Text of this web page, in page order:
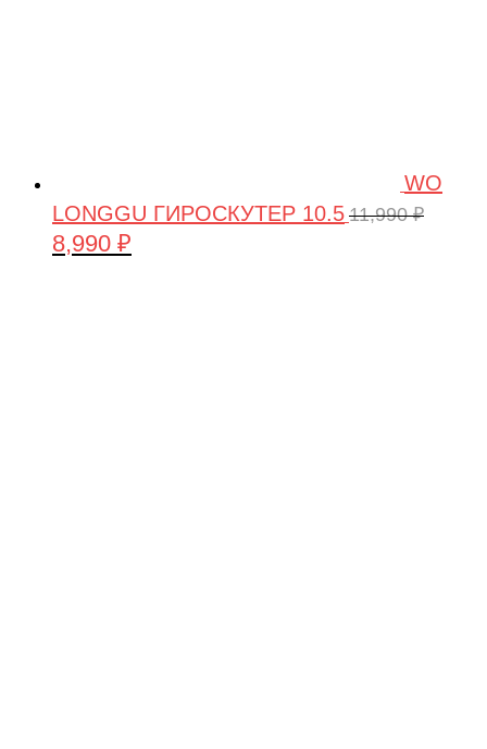
WO
LONGGU ГИРОСКУТЕР 10.5 11,990₽
Первоначальная
8,990 ₽